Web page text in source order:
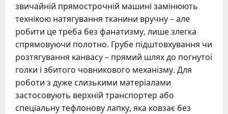
звичайній прямострочній машині замінюють
технікою натягування тканини вручну – але
робити це треба без фанатизму, лише злегка
спрямовуючи полотно. Грубе підштовхування чи
розтягування канвасу – прямий шлях до погнутої
голки і збитого човникового механізму. Для
роботи з дуже слизькими матеріалами
застосовують верхній транспортер або
спеціальну тефлонову лапку, яка ковзає без